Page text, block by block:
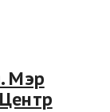
Мэр